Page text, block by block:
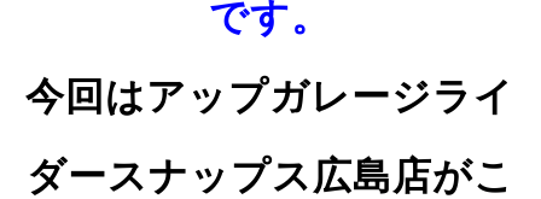
です。
今回はアップガレージライ
ダースナップス広島店がこ